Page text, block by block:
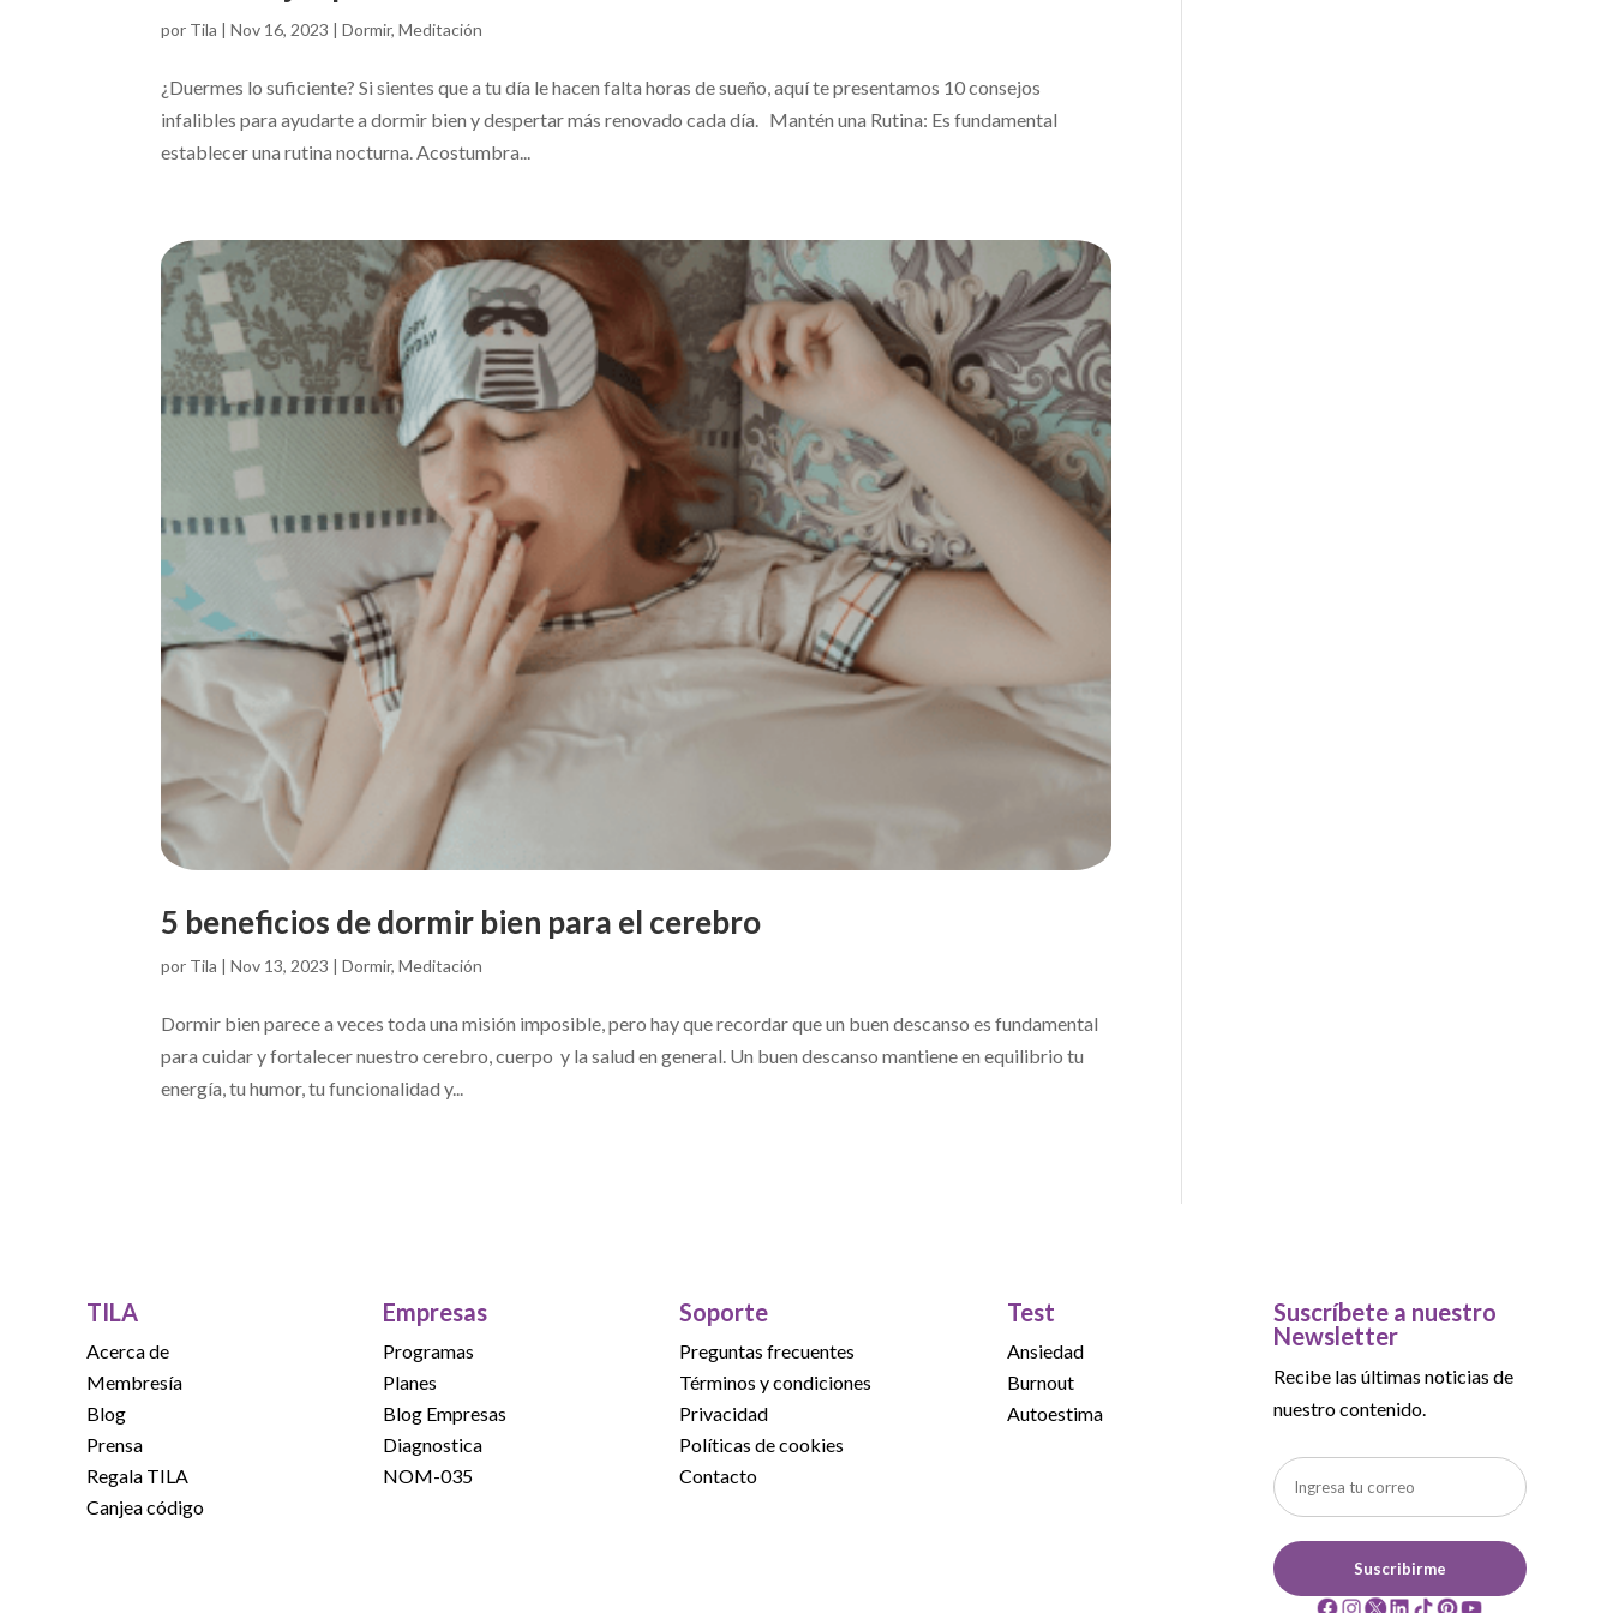
por Tila |Nov 16, 2023 |Dormir,Meditación
¿Duermes lo suficiente? Si sientes que a tu día le hacen falta horas de sueño, aquí te presentamos 10 consejos
infalibles para ayudarte a dormir bien y despertar más renovado cada día. Mantén una Rutina: Es fundamental
establecer una rutina nocturna. Acostumbra...
5 beneficios de dormir bien para el cerebro
por Tila |Nov 13, 2023 |Dormir,Meditación
Dormir bien parece a veces toda una misión imposible, pero hay que recordar que un buen descanso es fundamental
para cuidar y fortalecer nuestro cerebro, cuerpo y la salud en general. Un buen descanso mantiene en equilibrio tu
energía, tu humor, tu funcionalidad y...
TILA
Acerca de
Membresía
Blog
Prensa
Regala TILA
Canjea código
Empresas
Programas
Planes
Blog Empresas
Diagnostica
NOM-035
Soporte
Preguntas frecuentes
Términos y condiciones
Privacidad
Políticas de cookies
Contacto
Test
Ansiedad
Burnout
Autoestima
Suscríbete a nuestro
Newsletter
Recibe las últimas noticias de
nuestro contenido.
Suscribirme